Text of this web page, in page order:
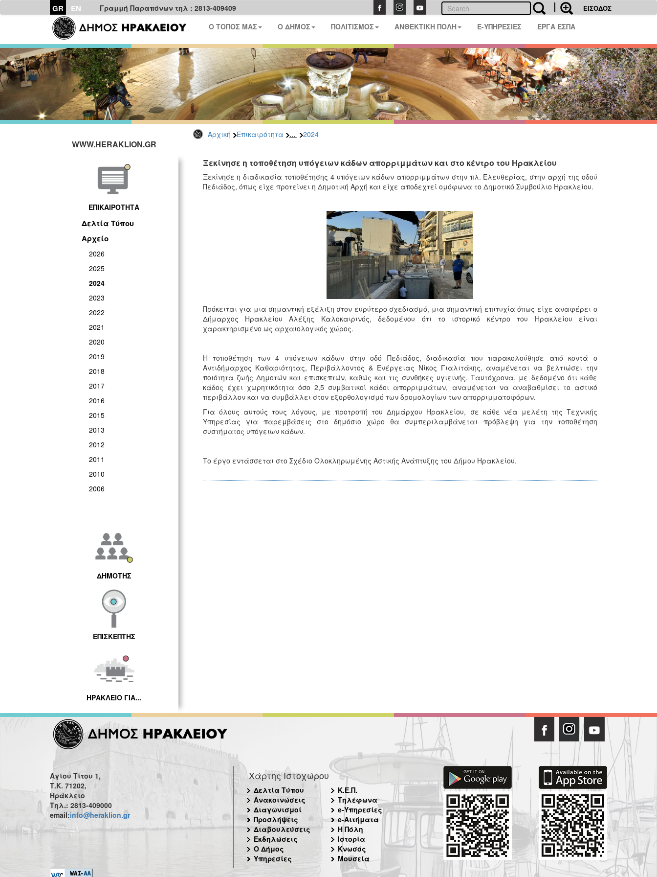
GR EN Γραμμή Παραπόνων τηλ : 2813-409409 ΕΙΣΟΔΟΣ
Ο ΤΟΠΟΣ ΜΑΣ Ο ΔΗΜΟΣ ΠΟΛΙΤΙΣΜΟΣ ΑΝΘΕΚΤΙΚΗ ΠΟΛΗ E-ΥΠΗΡΕΣΙΕΣ ΕΡΓΑ ΕΣΠΑ
Αρχική Επικαιρότητα ... 2024
WWW.HERAKLION.GR
ΕΠΙΚΑΙΡΟΤΗΤΑ
Δελτία Τύπου
Αρχείο
2026
2025
2024
2023
2022
2021
2020
2019
2018
2017
2016
2015
2013
2012
2011
2010
2006
ΔΗΜΟΤΗΣ
ΕΠΙΣΚΕΠΤΗΣ
ΗΡΑΚΛΕΙΟ ΓΙΑ...
Ξεκίνησε η τοποθέτηση υπόγειων κάδων απορριμμάτων και στο κέντρο του Ηρακλείου
Ξεκίνησε η διαδικασία τοποθέτησης 4 υπόγειων κάδων απορριμμάτων στην πλ. Ελευθερίας, στην αρχή της οδού
Πεδιάδος, όπως είχε προτείνει η Δημοτική Αρχή και είχε αποδεχτεί ομόφωνα το Δημοτικό Συμβούλιο Ηρακλείου.
Πρόκειται για μια σημαντική εξέλιξη στον ευρύτερο σχεδιασμό, μια σημαντική επιτυχία όπως είχε αναφέρει ο
Δήμαρχος Ηρακλείου Αλέξης Καλοκαιρινός, δεδομένου ότι το ιστορικό κέντρο του Ηρακλείου είναι
χαρακτηρισμένο ως αρχαιολογικός χώρος.
Η τοποθέτηση των 4 υπόγειων κάδων στην οδό Πεδιάδος, διαδικασία που παρακολούθησε από κοντά ο
Αντιδήμαρχος Καθαριότητας, Περιβάλλοντος & Ενέργειας Νίκος Γιαλιτάκης, αναμένεται να βελτιώσει την
ποιότητα ζωής Δημοτών και επισκεπτών, καθώς και τις συνθήκες υγιεινής. Ταυτόχρονα, με δεδομένο ότι κάθε
κάδος έχει χωρητικότητα όσο 2,5 συμβατικοί κάδοι απορριμμάτων, αναμένεται να αναβαθμίσει το αστικό
περιβάλλον και να συμβάλλει στον εξορθολογισμό των δρομολογίων των απορριμματοφόρων.
Για όλους αυτούς τους λόγους, με προτροπή του Δημάρχου Ηρακλείου, σε κάθε νέα μελέτη της Τεχνικής
Υπηρεσίας για παρεμβάσεις στο δημόσιο χώρο θα συμπεριλαμβάνεται πρόβλεψη για την τοποθέτηση
συστήματος υπόγειων κάδων.
Το έργο εντάσσεται στο Σχέδιο Ολοκληρωμένης Αστικής Ανάπτυξης του Δήμου Ηρακλείου.
Αγίου Τίτου 1,
Τ.Κ. 71202,
Ηράκλειο
Τηλ.: 2813-409000
email:info@heraklion.gr
Χάρτης Ιστοχώρου
Δελτία Τύπου
Ανακοινώσεις
Διαγωνισμοί
Προσλήψεις
Διαβουλεύσεις
Εκδηλώσεις
Ο Δήμος
Υπηρεσίες
Κ.Ε.Π.
Τηλέφωνα
e-Υπηρεσίες
e-Αιτήματα
Η Πόλη
Ιστορία
Κνωσός
Μουσεία